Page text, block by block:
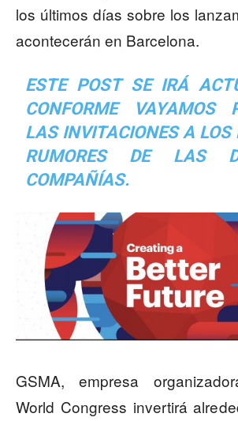
los últimos días sobre los
acontecerán en Barcelona.
ESTE POST SE IRÁ
CONFORME VAYAMOS
LAS INVITACIONES A LOS
RUMORES DE LAS
COMPAÑÍAS.
GSMA, empresa
World Congress invertirá